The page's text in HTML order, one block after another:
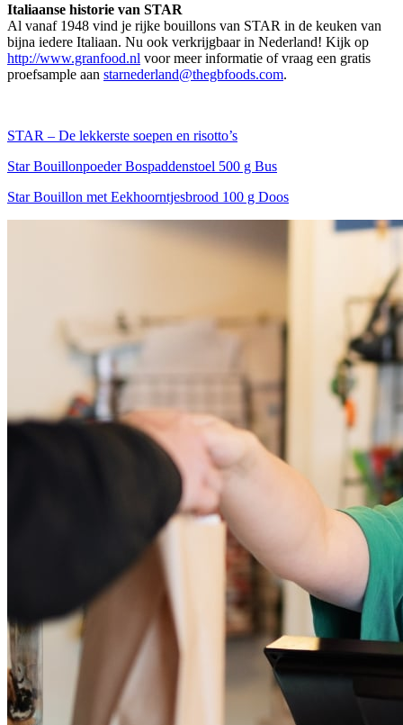
Italiaanse historie van STAR
Al vanaf 1948 vind je rijke bouillons van STAR in de keuken van
bijna iedere Italiaan. Nu ook verkrijgbaar in Nederland! Kijk op
http://www.granfood.nl voor meer informatie of vraag een gratis
proefsample aan starnederland@thegbfoods.com.
STAR – De lekkerste soepen en risotto’s
Star Bouillonpoeder Bospaddenstoel 500 g Bus
Star Bouillon met Eekhoorntjesbrood 100 g Doos